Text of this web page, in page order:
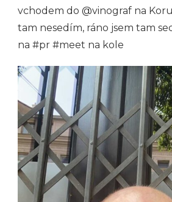
vchodem do @vinograf na
tam nesedím, ráno jsem tam
na #pr #meet na kole